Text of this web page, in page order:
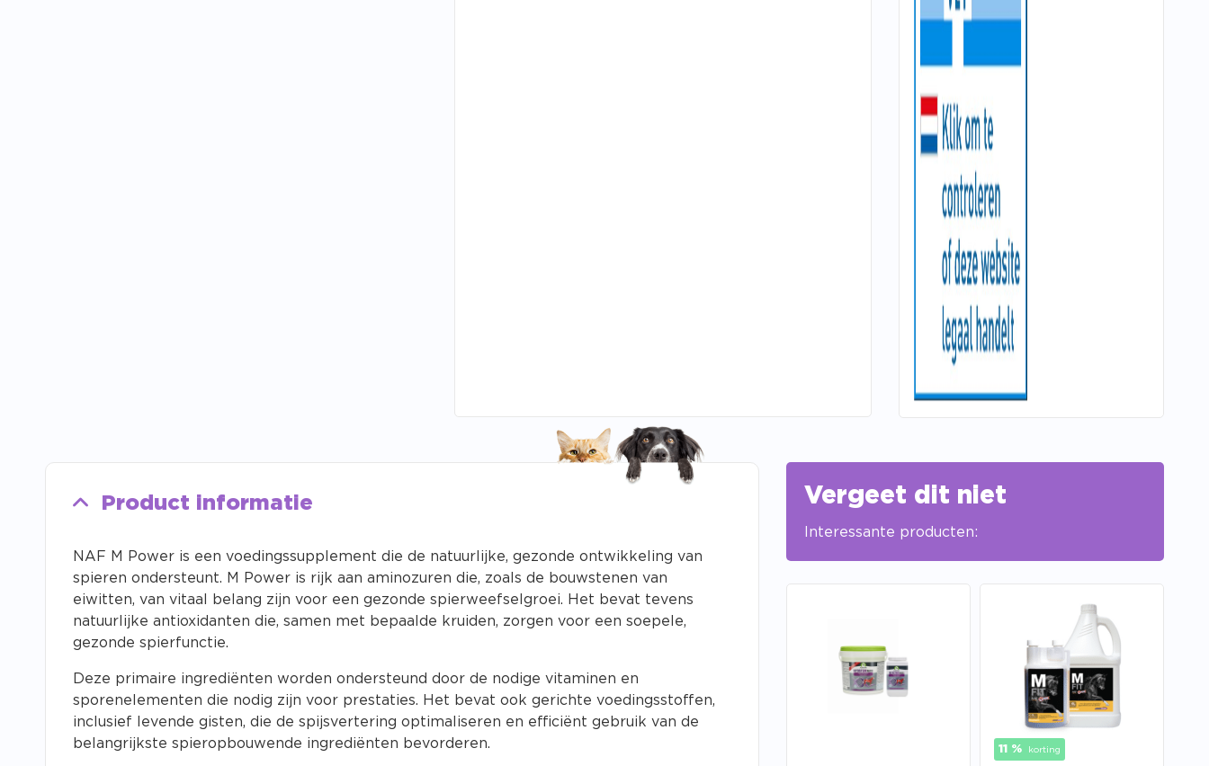
Product informatie
NAF M Power is een voedingssupplement die de natuurlijke, gezonde ontwikkeling van
spieren ondersteunt. M Power is rijk aan aminozuren die, zoals de bouwstenen van
eiwitten, van vitaal belang zijn voor een gezonde spierweefselgroei. Het bevat tevens
natuurlijke antioxidanten die, samen met bepaalde kruiden, zorgen voor een soepele,
gezonde spierfunctie.
Deze primaire ingrediënten worden ondersteund door de nodige vitaminen en
sporenelementen die nodig zijn voor prestaties. Het bevat ook gerichte voedingsstoffen,
inclusief levende gisten, die de spijsvertering optimaliseren en efficiënt gebruik van de
belangrijkste spieropbouwende ingrediënten bevorderen.
Vergeet dit niet
Interessante producten:
11 % korting